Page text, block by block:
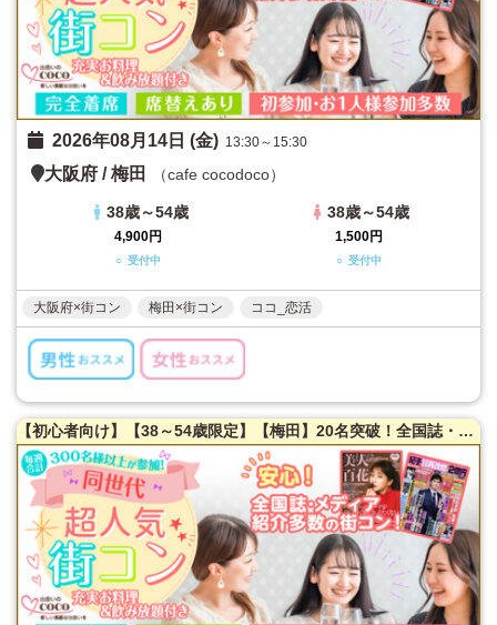
2026年08月14日 (金) 13:30～15:30
大阪府 /梅田 （cafe cocodoco）
38歳～54歳
4,900円
○ 受付中
38歳～54歳
1,500円
○ 受付中
大阪府×街コン 梅田×街コン ココ_恋活
【初心者向け】【38～54歳限定】【梅田】20名突破！全国誌・美人百花に取材を受けた大阪で一番出会える街コン♪超オシャレ隠れ家カフェ貸切☆同世代で楽しむ♪【充実お料理＆飲み放題付】【カジュアルな雰囲気】だから交流しやすい♪LINE交換自由＆席替えあり！